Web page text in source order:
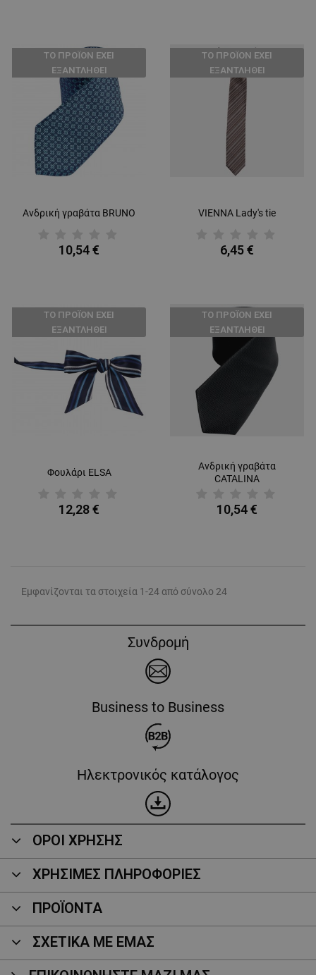
ТΟ ΠΡΟΪΌΝ ΈΧΕΙ
ΕΞΑΝΤΛΗΘΕΊ
Ανδρική γραβάτα BRUNO
10,54 €
ТΟ ΠΡΟΪΌΝ ΈΧΕΙ
ΕΞΑΝΤΛΗΘΕΊ
VIENNA Lady's tie
6,45 €
ТΟ ΠΡΟΪΌΝ ΈΧΕΙ
ΕΞΑΝΤΛΗΘΕΊ
Φουλάρι ELSA
12,28 €
ТΟ ΠΡΟΪΌΝ ΈΧΕΙ
ΕΞΑΝΤΛΗΘΕΊ
Ανδρική γραβάτα
CATALINA
10,54 €
Εμφανίζονται τα στοιχεία 1-24 από σύνολο 24
Συνδρομή
Business to Business
Ηλεκτρονικός κατάλογος
ΟΡΟΙ ΧΡΗΣΗΣ
ΧΡΗΣΙΜΕΣ ΠΛΗΡΟΦΟΡΙΕΣ
ΠΡΟΪΌΝΤΑ
ΣΧΕΤΙΚΑ ΜΕ ΕΜΑΣ